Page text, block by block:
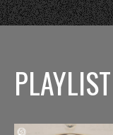
PLAYLIST